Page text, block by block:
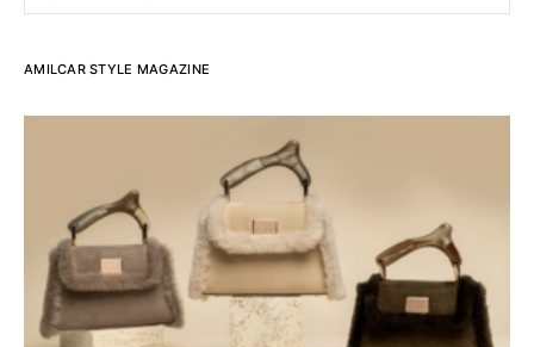
AMILCAR STYLE MAGAZINE